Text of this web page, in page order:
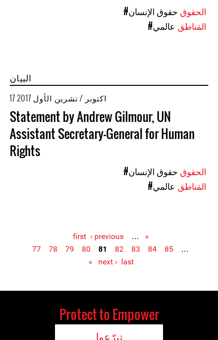
#حقوق الإنسان
#عالمي
البيان
17 اكتوبر / تشرين الأول 2017
Statement by Andrew Gilmour, UN
Assistant Secretary-General for Human
Rights
#حقوق الإنسان
#عالمي
Pages
« first
‹ previous
…
77
78 79 80 81 82 83 84 85
…
next › last »
Protect to Empower
تبرّعوا